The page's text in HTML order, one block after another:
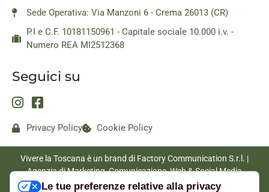
Sede Operativa: Via Manzoni 6 - Crema 26013 (CR)
P.I e C.F. 10181150961 - Capitale sociale 10.000 i.v. -
Numero REA MI2512368
Seguici su
Privacy Policy Cookie Policy
Vivere la Toscana è un brand di Factory Communication S.r.l. |
Agenzia di Marketing, Comunicazione, Web & Social Media
|www.factorycommunication.it
Le tue preferenze relative alla privacy